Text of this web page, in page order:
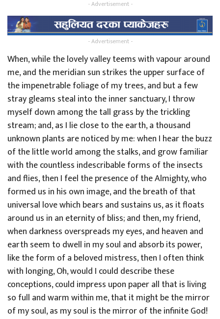
- Advertisement -
- Advertisement -
When, while the lovely valley teems with vapour around
me, and the meridian sun strikes the upper surface of
the impenetrable foliage of my trees, and but a few
stray gleams steal into the inner sanctuary, I throw
myself down among the tall grass by the trickling
stream; and, as I lie close to the earth, a thousand
unknown plants are noticed by me: when I hear the buzz
of the little world among the stalks, and grow familiar
with the countless indescribable forms of the insects
and flies, then I feel the presence of the Almighty, who
formed us in his own image, and the breath of that
universal love which bears and sustains us, as it floats
around us in an eternity of bliss; and then, my friend,
when darkness overspreads my eyes, and heaven and
earth seem to dwell in my soul and absorb its power,
like the form of a beloved mistress, then I often think
with longing, Oh, would I could describe these
conceptions, could impress upon paper all that is living
so full and warm within me, that it might be the mirror
of my soul, as my soul is the mirror of the infinite God!